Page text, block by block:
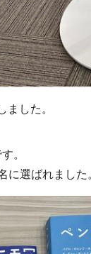
した。
。
に選ばれました